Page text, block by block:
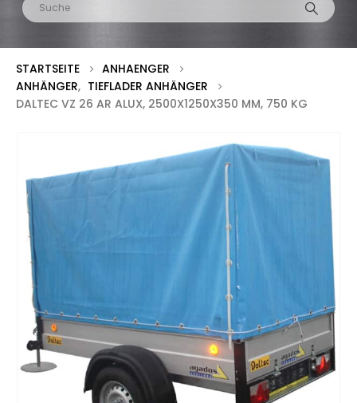
STARTSEITE
ANHAENGER
ANHÄNGER, TIEFLADER ANHÄNGER
DALTEC VZ 26 AR ALUX, 2500X1250X350 MM, 750 KG